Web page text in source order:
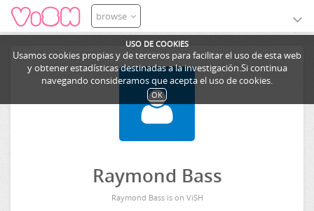
USO DE COOKIES
Usamos cookies propias y de terceros para facilitar el uso de esta web
y obtener estadísticas destinadas a la investigación.Si continua
navegando consideramos que acepta el uso de cookies.
OK
browse
Raymond Bass
Raymond Bass is on ViSH